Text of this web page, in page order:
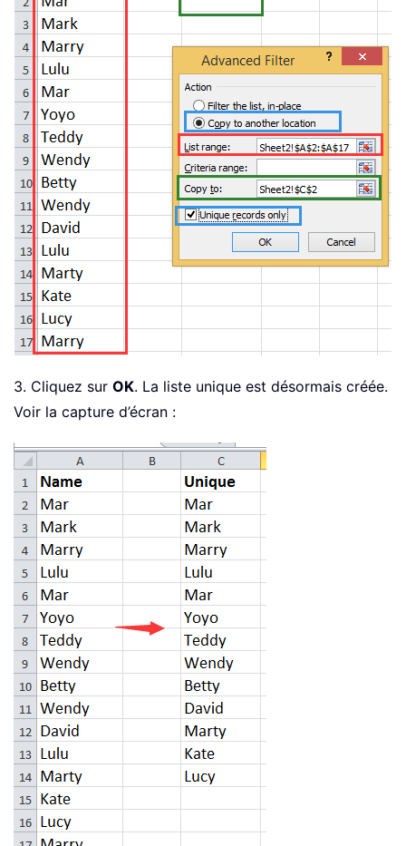
3. Cliquez sur OK. La liste unique est désormais créée.
Voir la capture d’écran :